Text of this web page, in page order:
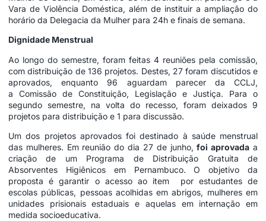
Vara de Violência Doméstica, além de instituir a ampliação do
horário da Delegacia da Mulher para 24h e finais de semana.
Dignidade Menstrual
Ao longo do semestre, foram feitas 4 reuniões pela comissão,
com distribuição de 136 projetos. Destes, 27 foram discutidos e
aprovados, enquanto 96 aguardam parecer da CCLJ,
a Comissão de Constituição, Legislação e Justiça. Para o
segundo semestre, na volta do recesso, foram deixados 9
projetos para distribuição e 1 para discussão.
Um dos projetos aprovados foi destinado à saúde menstrual
das mulheres. Em reunião do dia 27 de junho,foi aprovada a
criação de um Programa de Distribuição Gratuita de
Absorventes Higiênicos em Pernambuco. O objetivo da
proposta é garantir o acesso ao item por estudantes de
escolas públicas, pessoas acolhidas em abrigos, mulheres em
unidades prisionais estaduais e aquelas em internação em
medida socioeducativa.